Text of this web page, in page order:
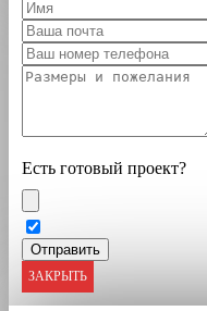
Есть готовый проект?
ЗАКРЫТЬ